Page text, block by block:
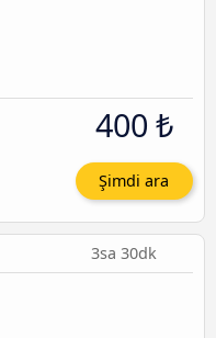
400 ₺
Şimdi ara
3sa 30dk